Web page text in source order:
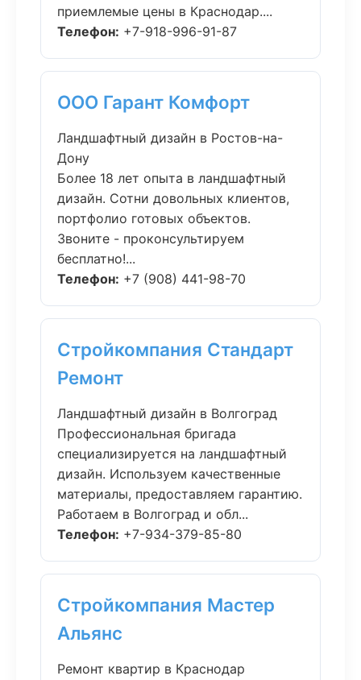
приемлемые цены в Краснодар....
Телефон: +7-918-996-91-87
ООО Гарант Комфорт
Ландшафтный дизайн в Ростов-на-
Дону
Более 18 лет опыта в ландшафтный
дизайн. Сотни довольных клиентов,
портфолио готовых объектов.
Звоните - проконсультируем
бесплатно!...
Телефон: +7 (908) 441-98-70
Стройкомпания Стандарт
Ремонт
Ландшафтный дизайн в Волгоград
Профессиональная бригада
специализируется на ландшафтный
дизайн. Используем качественные
материалы, предоставляем гарантию.
Работаем в Волгоград и обл...
Телефон: +7-934-379-85-80
Стройкомпания Мастер
Альянс
Ремонт квартир в Краснодар